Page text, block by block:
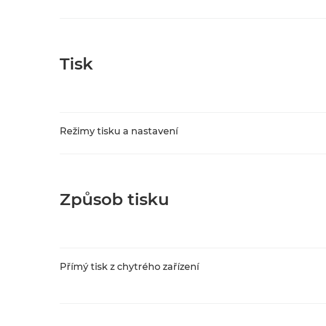
Tisk
Režimy tisku a nastavení
Způsob tisku
Přímý tisk z chytrého zařízení